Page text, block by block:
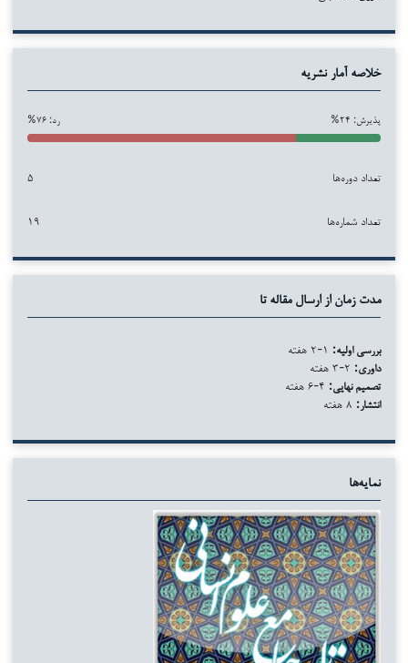
خلاصه آمار نشریه
پذیرش: ۲۴% رد: ۷۶%
تعداد دوره‌ها ۵
تعداد شماره‌ها ۱۹
مدت زمان از ارسال مقاله تا
بررسی اولیه:
داوری:
تصمیم نهایی:
انتشار:
نمایه‌ها